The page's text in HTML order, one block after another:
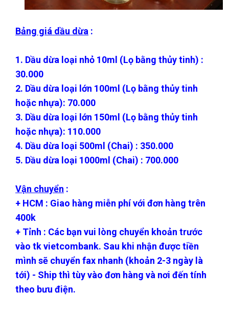
Bảng giá dầu dừa :
1. Dầu dừa loại nhỏ 10ml (Lọ bằng thủy tinh) :
30.000
2. Dầu dừa loại lớn 100ml (Lọ bằng thủy tinh
hoặc nhựa): 70.000
3. Dầu dừa loại lớn 150ml (Lọ bằng thủy tinh
hoặc nhựa): 110.000
4. Dầu dừa loại 500ml (Chai) : 350.000
5. Dầu dừa loại 1000ml (Chai) : 700.000
Vận chuyển :
+ HCM : Giao hàng miễn phí với đơn hàng trên
400k
+ Tỉnh : Các bạn vui lòng chuyển khoản trước
vào tk vietcombank. Sau khi nhận được tiền
mình sẽ chuyển fax nhanh (khoản 2-3 ngày là
tới) - Ship thì tùy vào đơn hàng và nơi đến tính
theo bưu điện.